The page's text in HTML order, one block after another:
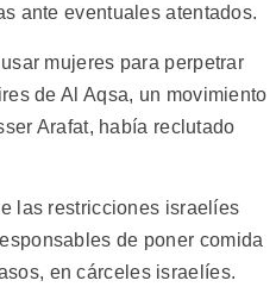
ante eventuales atentados.
mujeres para perpetrar
de Al Aqsa, un movimiento
Arafat, había reclutado
las restricciones israelíes
de poner comida
en cárceles israelíes.